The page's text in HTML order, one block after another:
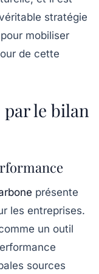
stratégie
mobiliser
de cette
le bilan
présente
les entreprises.
un outil
sources